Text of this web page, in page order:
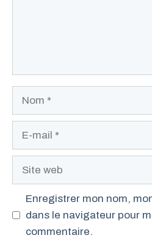
Enregistrer mon nom,
dans le navigateur pour
commentaire.